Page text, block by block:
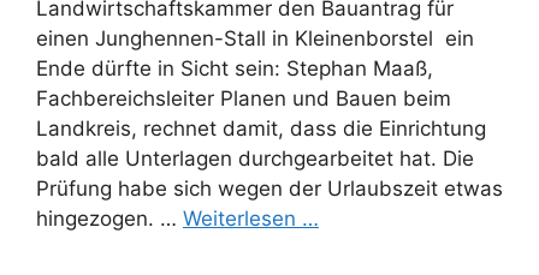
Landwirtschaftskammer den Bauantrag für
einen Junghennen-Stall in Kleinenborstel  ein
Ende dürfte in Sicht sein: Stephan Maaß,
Fachbereichsleiter Planen und Bauen beim
Landkreis, rechnet damit, dass die Einrichtung
bald alle Unterlagen durchgearbeitet hat. Die
Prüfung habe sich wegen der Urlaubszeit etwas
hingezogen. … Weiterlesen …